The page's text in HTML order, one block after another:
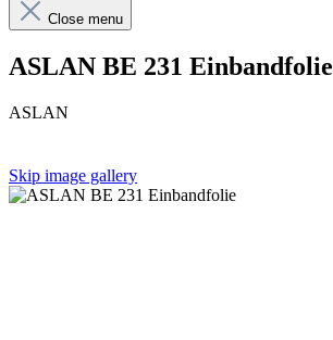
Close menu
ASLAN BE 231 Einbandfolie
ASLAN
Skip image gallery